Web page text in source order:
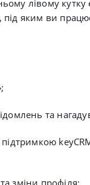
лівому кутку
під яким ви
та